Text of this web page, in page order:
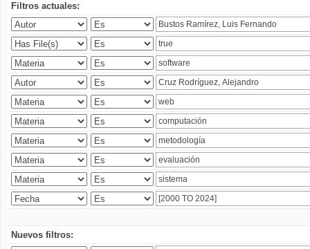
Filtros actuales:
Nuevos filtros: